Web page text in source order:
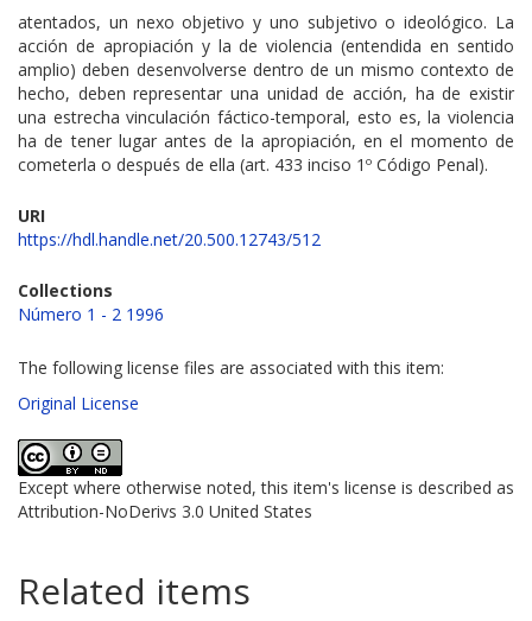
atentados, un nexo objetivo y uno subjetivo o ideológico. La
acción de apropiación y la de violencia (entendida en sentido
amplio) deben desenvolverse dentro de un mismo contexto de
hecho, deben representar una unidad de acción, ha de existir
una estrecha vinculación fáctico-temporal, esto es, la violencia
ha de tener lugar antes de la apropiación, en el momento de
cometerla o después de ella (art. 433 inciso 1º Código Penal).
URI
https://hdl.handle.net/20.500.12743/512
Collections
Número 1 - 2 1996
The following license files are associated with this item:
Original License
Except where otherwise noted, this item's license is described as
Attribution-NoDerivs 3.0 United States
Related items